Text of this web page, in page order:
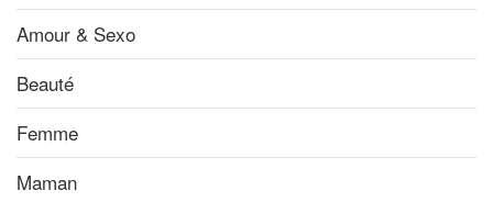
Amour & Sexo
Beauté
Femme
Maman